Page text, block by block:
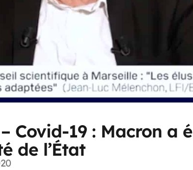
Covid-19 : Macron a
de l’État